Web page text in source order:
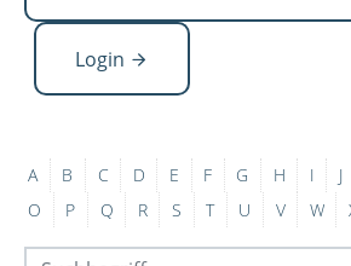
Login
A B C D E F G H I J
O
P Q R S T U V W